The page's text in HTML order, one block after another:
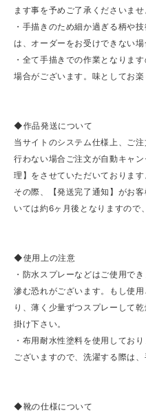
ます事を予めご了承くださいませ
・手描きのため細か過ぎる柄や
は、オーダーをお受けできない場
・全て手描きでの作業となりま
場合がございます。味としてお楽
◆作品発送について
当サイトのシステム仕様上、ご
行わない場合ご注文が自動キャ
理】をさせていただいております
その際、【発送完了通知】がお
いては約6ヶ月後となりますので
◆使用上の注意
・防水スプレーなどはご使用で
滲む恐れがございます。もし使
り、薄く少量ずつスプレーして
掛け下さい。
・布用耐水性塗料を使用してお
ございますので、洗濯する際は
◆靴の仕様について